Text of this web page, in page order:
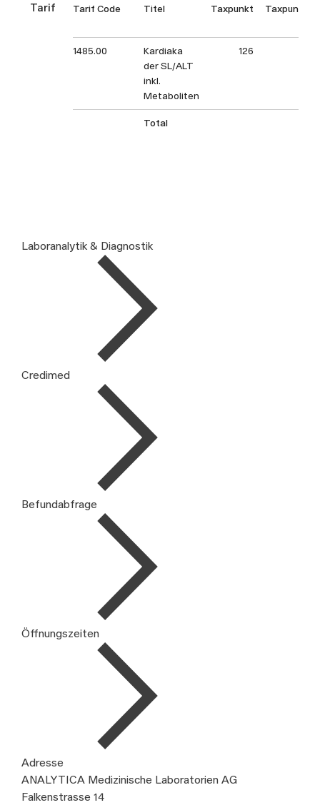
Tarif Tarif Code Titel Taxpunkt
1485.00
Kardiaka
der SL/ALT
inkl.
Metaboliten
126
Total
Laboranalytik & Diagnostik
Credimed
Befundabfrage
Öffnungszeiten
Adresse
ANALYTICA Medizinische Laboratorien AG
Falkenstrasse 14